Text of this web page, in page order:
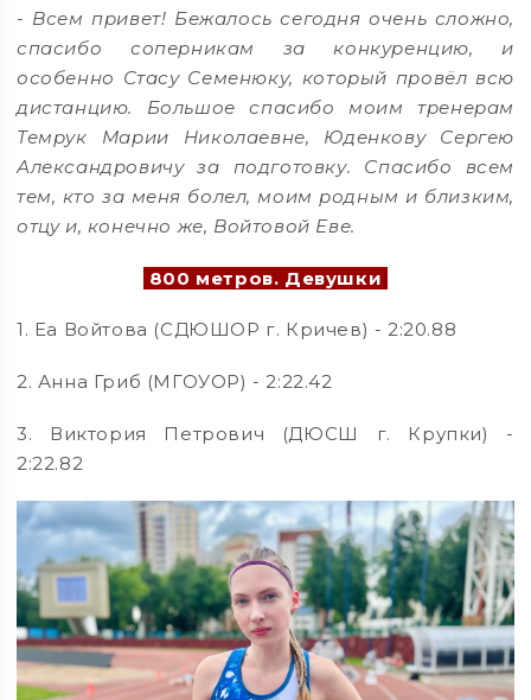
- Всем привет! Бежалось сегодня очень сложно,
спасибо соперникам за конкуренцию, и
особенно Стасу Семенюку, который провёл всю
дистанцию. Большое спасибо моим тренерам
Темрук Марии Николаевне, Юденкову Сергею
Александровичу за подготовку. Спасибо всем
тем, кто за меня болел, моим родным и близким,
отцу и, конечно же, Войтовой Еве.
800 метров. Девушки
1. Еа Войтова (СДЮШОР г. Кричев) - 2:20.88
2. Анна Гриб (МГОУОР) - 2:22.42
3. Виктория Петрович (ДЮСШ г. Крупки) -
2:22.82